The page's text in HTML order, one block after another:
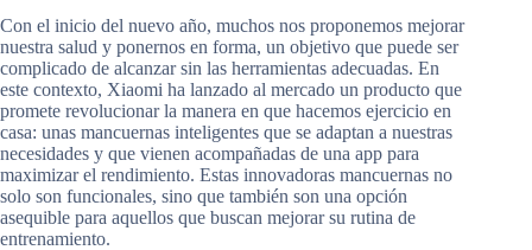
Con el inicio del nuevo año, muchos nos proponemos mejorar
nuestra salud y ponernos en forma, un objetivo que puede ser
complicado de alcanzar sin las herramientas adecuadas. En
este contexto, Xiaomi ha lanzado al mercado un producto que
promete revolucionar la manera en que hacemos ejercicio en
casa: unas mancuernas inteligentes que se adaptan a nuestras
necesidades y que vienen acompañadas de una app para
maximizar el rendimiento. Estas innovadoras mancuernas no
solo son funcionales, sino que también son una opción
asequible para aquellos que buscan mejorar su rutina de
entrenamiento.